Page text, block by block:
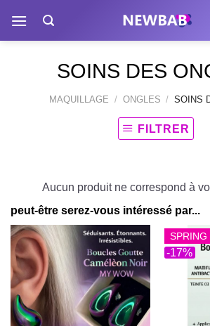
contenu
SOINS DES
MAQUILLAGE / ONGLES / SOINS
FILTRER
Aucun produit ne correspond à
peut-être serez-vous intéressé par...
-17%
SPRING